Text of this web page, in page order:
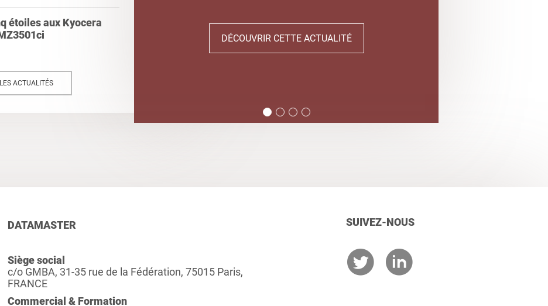
étoiles aux Kyocera
ACTUALITÉS
DÉCOUVRIR CETTE ACTUALITÉ
DATAMASTER
Siège social
c/o GMBA, 31-35 rue de la Fédération, 75015 Paris,
FRANCE
Commercial & Formation
SUIVEZ-NOUS